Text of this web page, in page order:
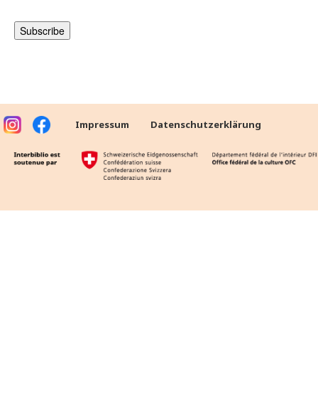
Impressum Datenschutzerklärung